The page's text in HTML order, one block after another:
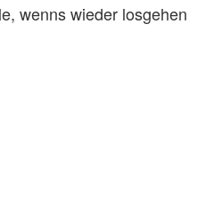
wenns wieder losgehen